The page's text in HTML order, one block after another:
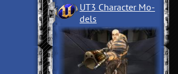
UT3 Character Mo­
dels